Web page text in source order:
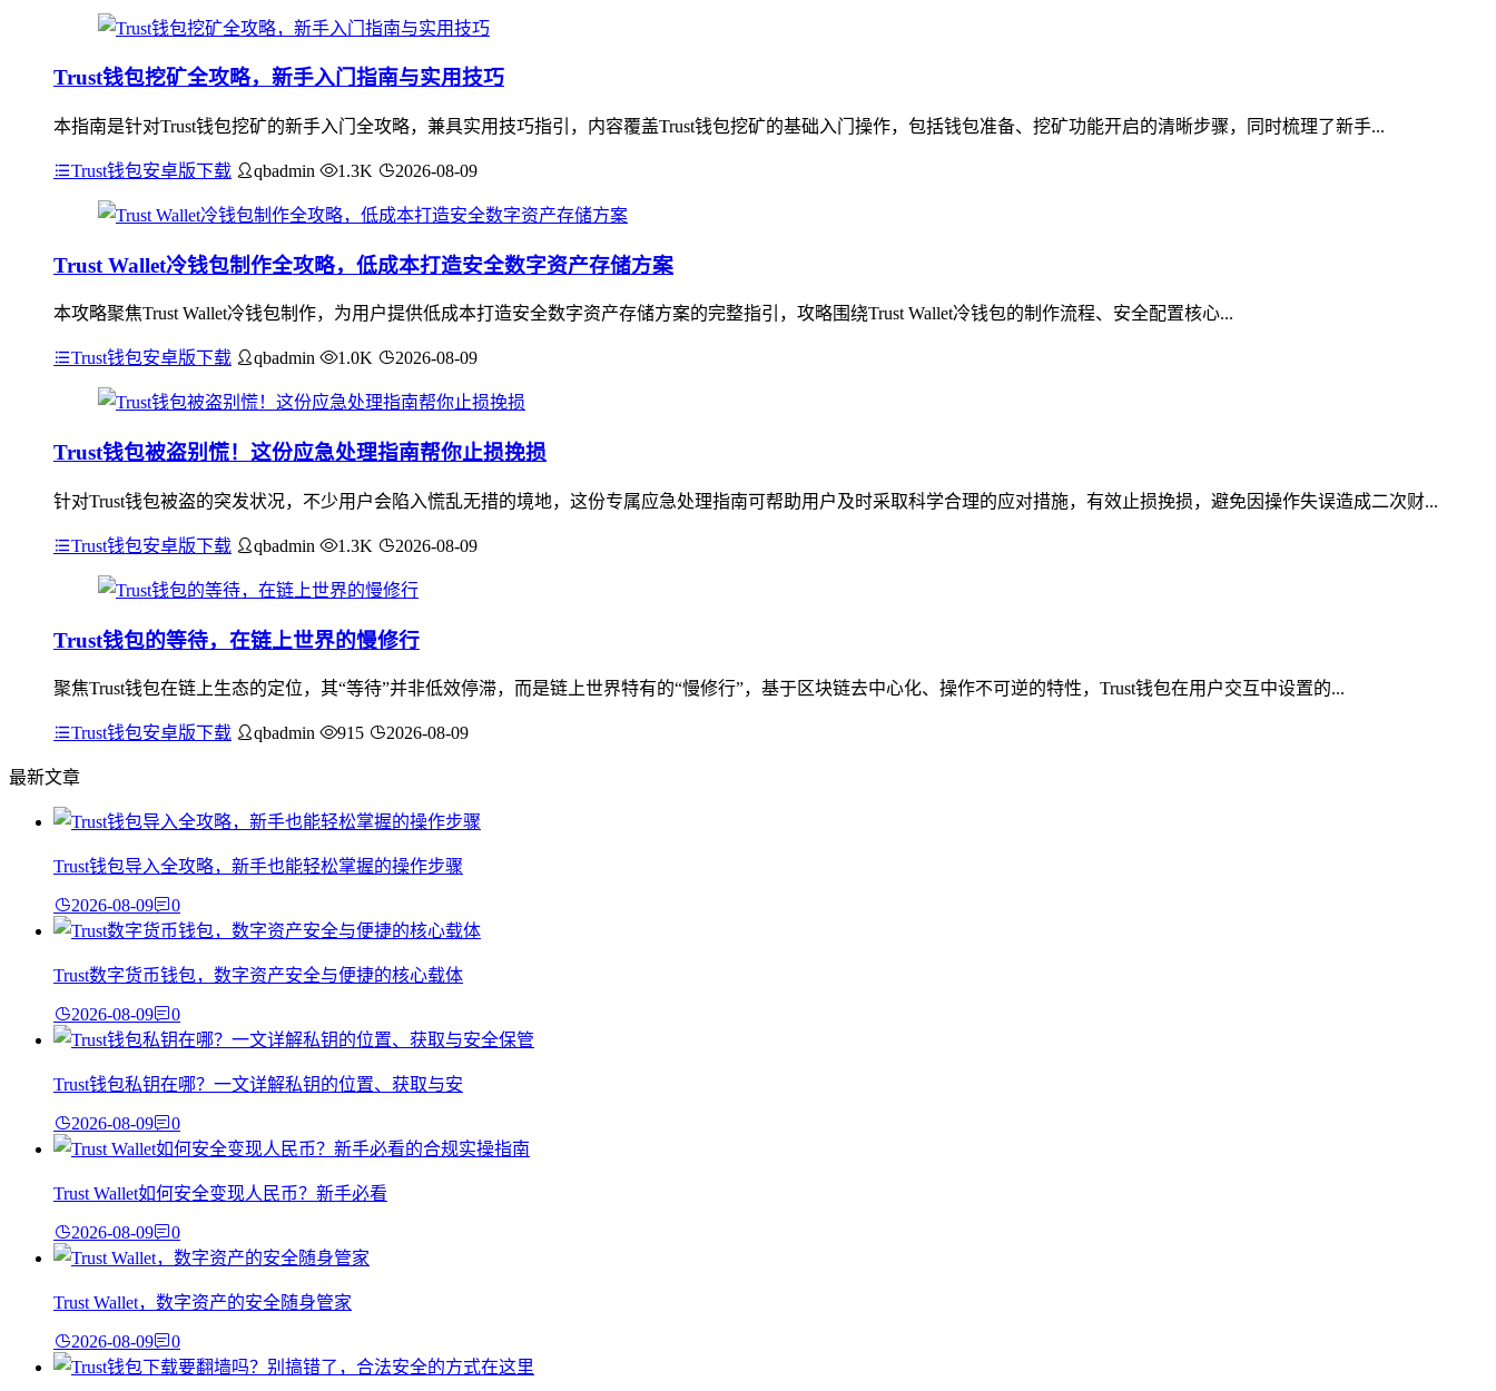
Trust钱包挖矿全攻略，新手入门指南与实用技巧
本指南是针对Trust钱包挖矿的新手入门全攻略，兼具实用技巧指引，内容覆盖Trust钱包挖矿的基础入门操作，包括钱包准备、挖矿功能开启的清晰步骤，同时梳理了新手...
Trust钱包安卓版下载 qbadmin 1.3K 2026-08-09
Trust Wallet冷钱包制作全攻略，低成本打造安全数字资产存储方案
本攻略聚焦Trust Wallet冷钱包制作，为用户提供低成本打造安全数字资产存储方案的完整指引，攻略围绕Trust Wallet冷钱包的制作流程、安全配置核心...
Trust钱包安卓版下载 qbadmin 1.0K 2026-08-09
Trust钱包被盗别慌！这份应急处理指南帮你止损挽损
针对Trust钱包被盗的突发状况，不少用户会陷入慌乱无措的境地，这份专属应急处理指南可帮助用户及时采取科学合理的应对措施，有效止损挽损，避免因操作失误造成二次财...
Trust钱包安卓版下载 qbadmin 1.3K 2026-08-09
Trust钱包的等待，在链上世界的慢修行
聚焦Trust钱包在链上生态的定位，其“等待”并非低效停滞，而是链上世界特有的“慢修行”，基于区块链去中心化、操作不可逆的特性，Trust钱包在用户交互中设置的...
Trust钱包安卓版下载 qbadmin 915 2026-08-09
最新文章
Trust钱包导入全攻略，新手也能轻松掌握的操作步骤
2026-08-09 0
Trust数字货币钱包，数字资产安全与便捷的核心载体
2026-08-09 0
Trust钱包私钥在哪？一文详解私钥的位置、获取与安
2026-08-09 0
Trust Wallet如何安全变现人民币？新手必看
2026-08-09 0
Trust Wallet，数字资产的安全随身管家
2026-08-09 0